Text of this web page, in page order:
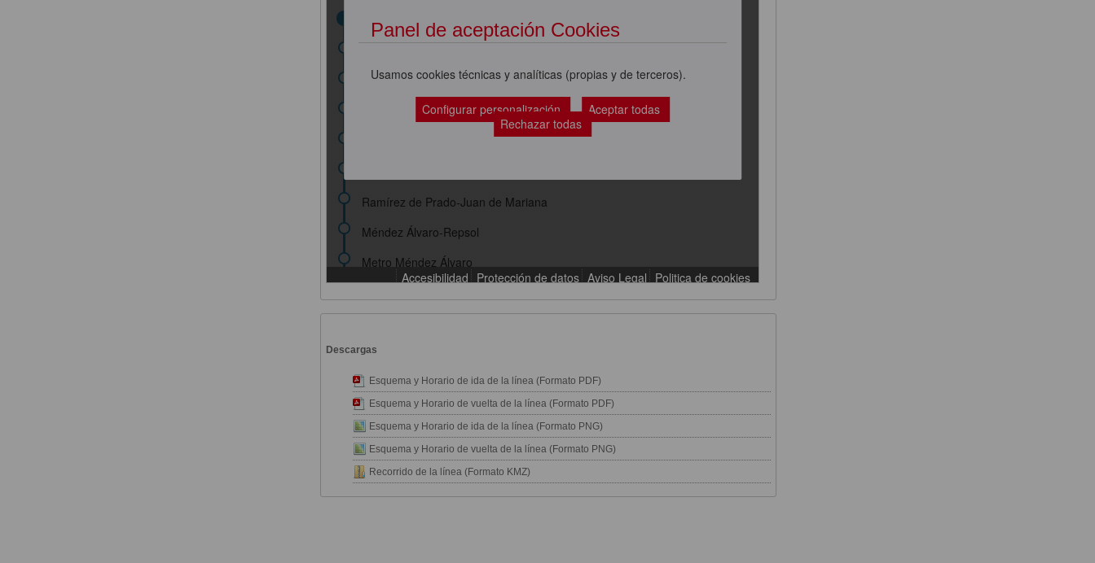
Descargas
Esquema y Horario de ida de la línea (Formato PDF)
Esquema y Horario de vuelta de la línea (Formato PDF)
Esquema y Horario de ida de la línea (Formato PNG)
Esquema y Horario de vuelta de la línea (Formato PNG)
Recorrido de la línea (Formato KMZ)